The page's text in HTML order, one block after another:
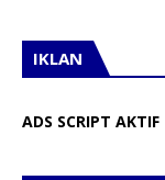
IKLAN
ADS SCRIPT AKTIF